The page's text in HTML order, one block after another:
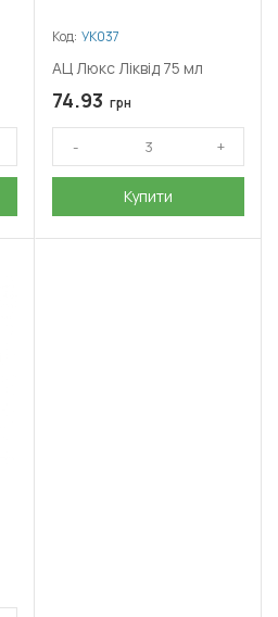
Код: УК037
АЦ Люкс Ліквід 75 мл
74.93 грн
Купити